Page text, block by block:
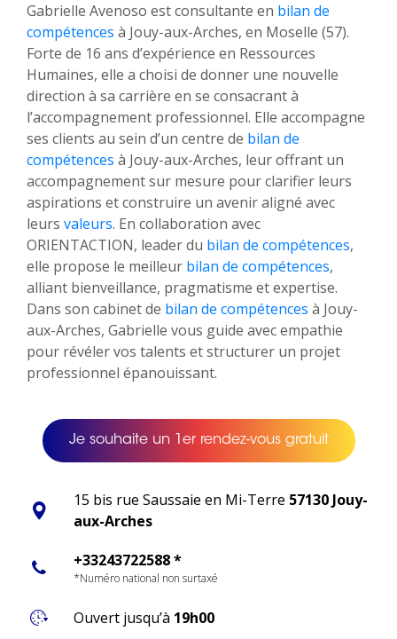
Gabrielle Avenoso est consultante en bilan de
compétences à Jouy-aux-Arches, en Moselle (57).
Forte de 16 ans d’expérience en Ressources
Humaines, elle a choisi de donner une nouvelle
direction à sa carrière en se consacrant à
l’accompagnement professionnel. Elle accompagne
ses clients au sein d’un centre de bilan de
compétences à Jouy-aux-Arches, leur offrant un
accompagnement sur mesure pour clarifier leurs
aspirations et construire un avenir aligné avec
leurs valeurs. En collaboration avec
ORIENTACTION, leader du bilan de compétences,
elle propose le meilleur bilan de compétences,
alliant bienveillance, pragmatisme et expertise.
Dans son cabinet de bilan de compétences à Jouy-
aux-Arches, Gabrielle vous guide avec empathie
pour révéler vos talents et structurer un projet
professionnel épanouissant.
Je souhaite un 1er rendez-vous gratuit
15 bis rue Saussaie en Mi-Terre 57130 Jouy-
aux-Arches
+33243722588 *
*Numéro national non surtaxé
Ouvert jusqu’à 19h00